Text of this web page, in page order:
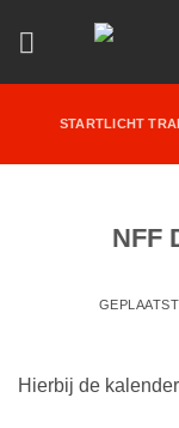
STARTLICHT
NFF
Hierbij de